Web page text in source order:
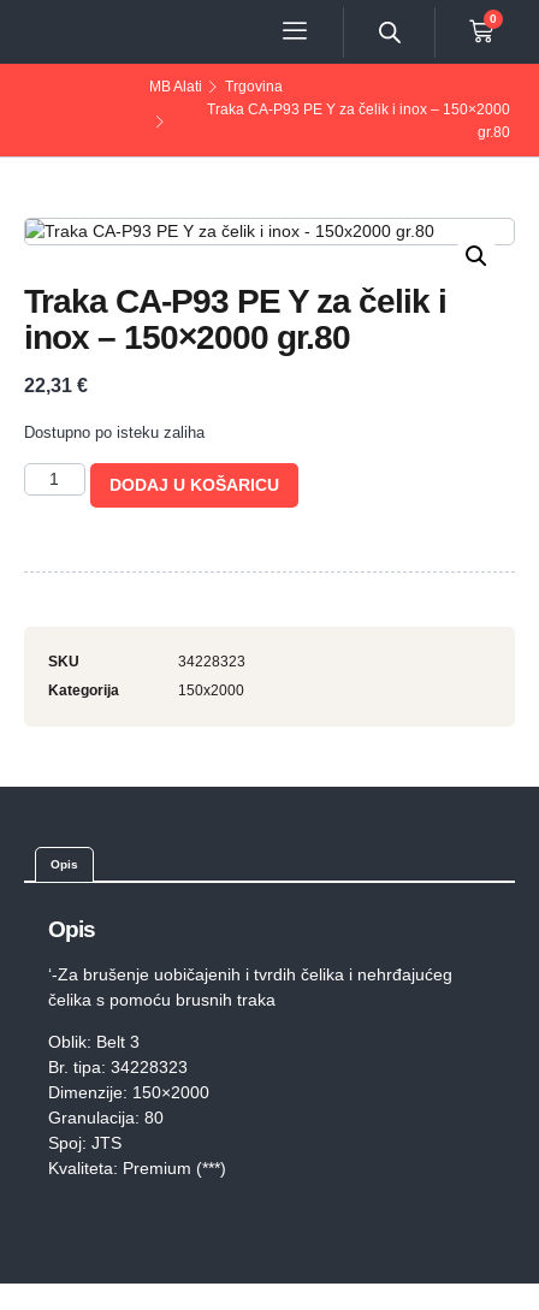
0
MB Alati
Trgovina
Traka CA-P93 PE Y za čelik i inox – 150×2000
gr.80
Traka CA-P93 PE Y za čelik i
inox – 150×2000 gr.80
22,31 €
Dostupno po isteku zaliha
DODAJ U KOŠARICU
SKU
34228323
Kategorija
150x2000
Opis
Opis
‘-Za brušenje uobičajenih i tvrdih čelika i nehrđajućeg
čelika s pomoću brusnih traka
Oblik: Belt 3
Br. tipa: 34228323
Dimenzije: 150×2000
Granulacija: 80
Spoj: JTS
Kvaliteta: Premium (***)